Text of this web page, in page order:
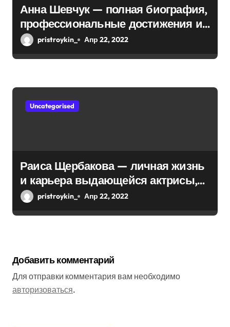
Анна Шевчук — полная биография,
профессиональные достижения и
интересы, личная жизнь
pristroykin_ Апр 22, 2022
Uncategorised
Раиса Щербакова — личная жизнь
и карьера выдающейся актрисы,
ее достижения в театре и кино,
pristroykin_ Апр 22, 2022
Добавить комментарий
Для отправки комментария вам необходимо
авторизоваться.